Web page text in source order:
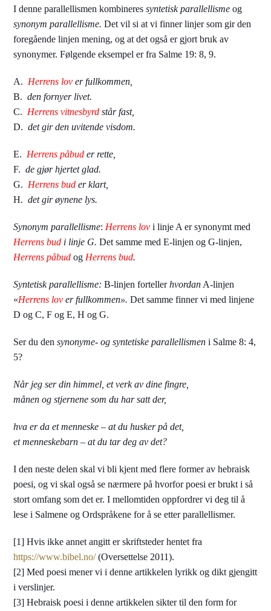
I denne parallellismen kombineres syntetisk parallellisme og
synonym parallellisme. Det vil si at vi finner linjer som gir den
foregående linjen mening, og at det også er gjort bruk av
synonymer. Følgende eksempel er fra Salme 19: 8, 9.
A. Herrens lov er fullkommen,
B. den fornyer livet.
C. Herrens vitnesbyrd står fast,
D. det gir den uvitende visdom.
E. Herrens påbud er rette,
F. de gjør hjertet glad.
G. Herrens bud er klart,
H. det gir øynene lys.
Synonym parallellisme: Herrens lov i linje A er synonymt med
Herrens bud i linje G. Det samme med E-linjen og G-linjen,
Herrens påbud og Herrens bud.
Syntetisk parallellisme: B-linjen fortellerhvordan A-linjen
«Herrens lov er fullkommen». Det samme finner vi med linjene
D og C, F og E, H og G.
Ser du den synonyme- og syntetiske parallellismen i Salme 8: 4,
5?
Når jeg ser din himmel, et verk av dine fingre,
månen og stjernene som du har satt der,
hva er da et menneske – at du husker på det,
et menneskebarn – at du tar deg av det?
I den neste delen skal vi bli kjent med flere former av hebraisk
poesi, og vi skal også se nærmere på hvorfor poesi er brukt i så
stort omfang som det er. I mellomtiden oppfordrer vi deg til å
lese i Salmene og Ordspråkene for å se etter parallellismer.
[1] Hvis ikke annet angitt er skriftsteder hentet fra
https://www.bibel.no/(Oversettelse 2011).
[2] Med poesi mener vi i denne artikkelen lyrikk og dikt gjengitt
i verslinjer.
[3] Hebraisk poesi i denne artikkelen sikter til den form for